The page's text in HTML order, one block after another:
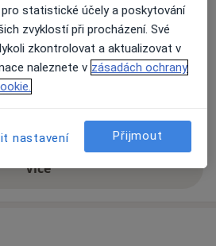
Přiblížit mapuse otevře v nové záložce
kalendář není aktivní
Víceo adrese
statistické účely a poskytování
zvyklostí při procházení. Své
zkontrolovat a aktualizovat v
naleznete v zásadách ochrany
nastavení Přijmout